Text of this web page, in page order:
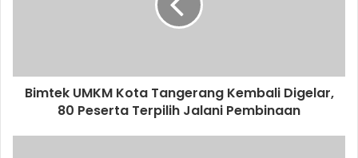
Bimtek UMKM Kota Tangerang Kembali Digelar,
80 Peserta Terpilih Jalani Pembinaan